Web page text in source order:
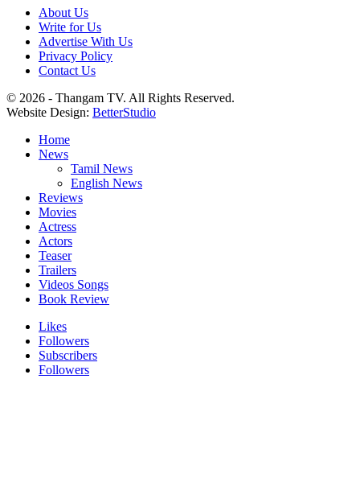
About Us
Write for Us
Advertise With Us
Privacy Policy
Contact Us
© 2026 - Thangam TV. All Rights Reserved.
Website Design: BetterStudio
Home
News
Tamil News
English News
Reviews
Movies
Actress
Actors
Teaser
Trailers
Videos Songs
Book Review
Likes
Followers
Subscribers
Followers